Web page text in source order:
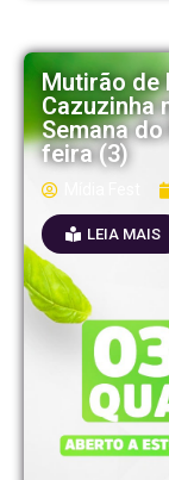
Mutirão de
Cazuzinha
Semana
feira (3)
LEIA MAIS